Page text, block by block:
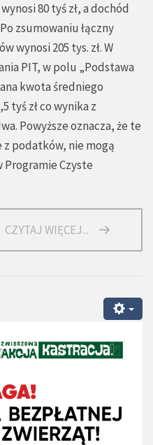
80 tyś zł, a dochód
zsumowaniu łączny
wynosi 205 tys. zł. W
PIT, w polu „Podstawa
kwota średniego
tyś zł co wynika z
Powyższe oznacza, że te
z podatków, nie mogą
Programie Czyste
CZYTAJ WIĘCEJ...